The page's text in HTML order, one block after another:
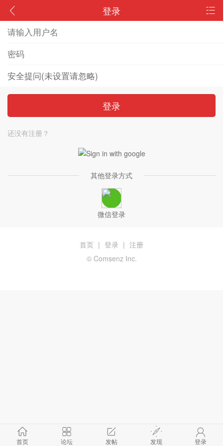
登录
登录
还没有注册？
其他登录方式
微信登录
首页 论坛 发帖 发现 登录
首页 | 登录 | 注册
© Comsenz Inc.